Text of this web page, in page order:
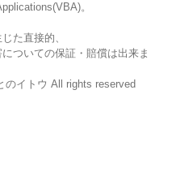
。
た直接的、
ついての保証・賠償は出来ま
のイトウ All rights reserved